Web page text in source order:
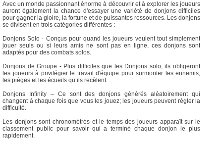
Avec un monde passionnant énorme à découvrir et à explorer les joueurs
auront également la chance d'essayer une variété de donjons difficiles
pour gagner la gloire, la fortune et de puissantes ressources. Les donjons
se divisent en trois catégories différentes :
Donjons Solo - Conçus pour quand les joueurs veulent tout simplement
jouer seuls ou si leurs amis ne sont pas en ligne, ces donjons sont
adaptés pour des combats solos.
Donjons de Groupe - Plus difficiles que les Donjons solo, ils obligeront
les joueurs à privilégier le travail d'équipe pour surmonter les ennemis,
les pièges et les écueils qu’ils recèlent.
Donjons Infinity – Ce sont des donjons générés aléatoirement qui
changent à chaque fois que vous les jouez; les joueurs peuvent régler la
difficulté.
Les donjons sont chronométrés et le temps des joueurs apparaît sur le
classement public pour savoir qui a terminé chaque donjon le plus
rapidement.